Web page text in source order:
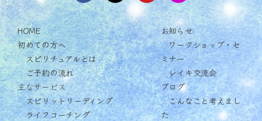
HOME
初めての方へ
スピリチュアルとは
ご予約の流れ
主なサービス
スピリットリーディング
ライフコーチング
お知らせ
ワークショップ・セ
ミナー
レイキ交流会
ブログ
こんなこと考えまし
た